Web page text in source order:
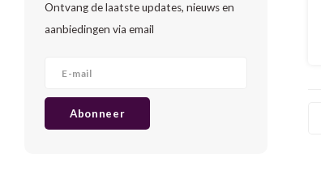
Ontvang de laatste updates, nieuws en
aanbiedingen via email
Abonneer